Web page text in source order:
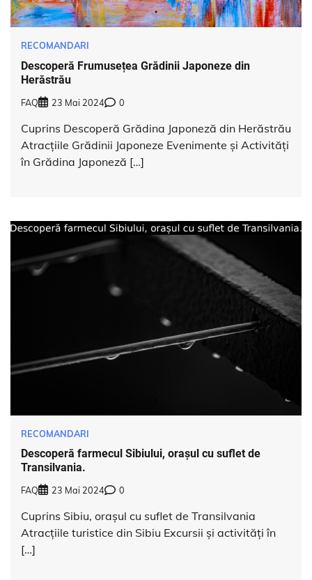
RECOMANDARI
Descoperă Frumusețea Grădinii Japoneze din
Herăstrău
FAQ 23 Mai 2024 0
Cuprins Descoperă Grădina Japoneză din Herăstrău
Atracțiile Grădinii Japoneze Evenimente și Activități
în Grădina Japoneză […]
RECOMANDARI
Descoperă farmecul Sibiului, orașul cu suflet de
Transilvania.
FAQ 23 Mai 2024 0
Cuprins Sibiu, orașul cu suflet de Transilvania
Atracțiile turistice din Sibiu Excursii și activități în
[…]